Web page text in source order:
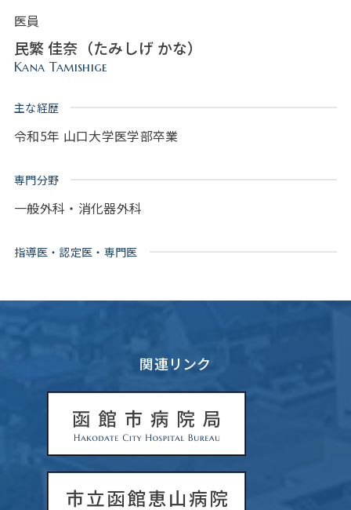
医員
民繁 佳奈（たみしげ かな）
Kana Tamishige
主な経歴
令和5年 山口大学医学部卒業
専門分野
一般外科・消化器外科
指導医・認定医・専門医
関連リンク